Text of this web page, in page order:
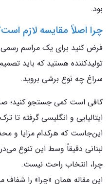
بود.
چرا اصلاً مقایسه لازم
فرض کنید برای یک مراسم
تولیدکننده هستید که باید
سراغ چه نوع برشی بروید.
کافی است کمی جستجو کنید؛
ایتالیایی و انگلیسی گرفته تا
این‌جاست که هرکدام مزایا و
لبنانی دقیقاً وسط این تنوع
چرا، انتخاب راحت نیست.
این مقاله همان «چرا» را شفاف